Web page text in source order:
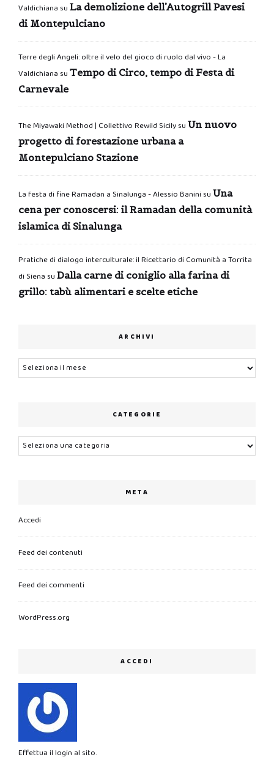
Valdichiana su La demolizione dell’Autogrill Pavesi
di Montepulciano
Terre degli Angeli: oltre il velo del gioco di ruolo dal vivo - La
Valdichiana su Tempo di Circo, tempo di Festa di
Carnevale
The Miyawaki Method | Collettivo Rewild Sicilysu Un nuovo
progetto di forestazione urbana a
Montepulciano Stazione
La festa di fine Ramadan a Sinalunga - Alessio Banini su Una
cena per conoscersi: il Ramadan della comunità
islamica di Sinalunga
Pratiche di dialogo interculturale: il Ricettario di Comunità a Torrita
di Siena su Dalla carne di coniglio alla farina di
grillo: tabù alimentari e scelte etiche
ARCHIVI
Archivi
CATEGORIE
Categorie
META
Accedi
Feed dei contenuti
Feed dei commenti
WordPress.org
ACCEDI
Effettua il login al sito.